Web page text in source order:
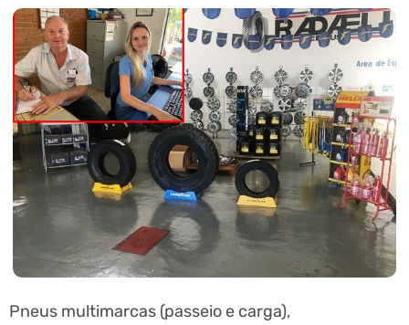
Pneus multimarcas (passeio e carga),